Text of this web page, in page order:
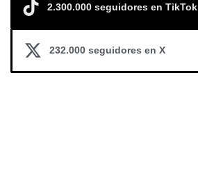
2.300.000 seguidores en TikTok
232.000 seguidores en X